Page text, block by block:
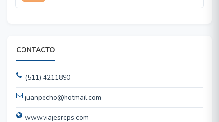
CONTACTO
(511) 4211890
juanpecho@hotmail.com
www.viajesreps.com